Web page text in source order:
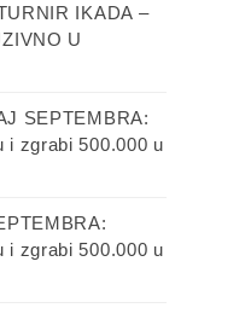
IKADA –
U
SEPTEMBRA:
i zgrabi 500.000 u
i zgrabi 500.000 u